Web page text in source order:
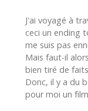
J'ai voyagé à
ceci un ending
me suis pas
Mais faut-il
bien tiré de
Donc, il y a du
pour moi un